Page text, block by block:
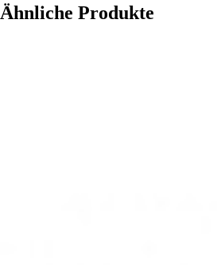
Ähnliche Produkte